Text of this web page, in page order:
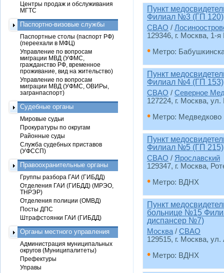
Пункт
Филиал №3 (ГП 120)
СВАО /
129346, г. Москва, 1-
• Метро:
Пункт
Филиал №4 (ГП 153)
СВАО / Северное
127224, г. Москва, ул.
• Метро: Медведково
Пункт
Филиал №5 (ГП 215)
СВАО / Ярославский
129347, г. Москва,
• Метро: ВДНХ
Пункт
больнице №15
диспансер №7)
Москва / СВАО
129515, г. Москва,
• Метро: ВДНХ
Центры продаж и обслуживания
МГТС
Паспортно-визовые службы
Паспортные столы (паспорт РФ)
(переехали в МФЦ)
Управление по вопросам
миграции МВД (УФМС,
гражданство РФ, временное
проживание, вид на жительство)
Управление по вопросам
миграции МВД (УФМС, ОВИРы,
загранпаспорт)
Судебные органы
Мировые судьи
Прокуратуры по округам
Районные суды
Служба судебных приставов
(УФССП)
Правоохранительные органы
Группы разбора ГАИ (ГИБДД)
Отделения ГАИ (ГИБДД) (МРЭО,
ТНРЭР)
Отделения полиции (ОМВД)
Посты ДПС
Штрафстоянки ГАИ (ГИБДД)
Органы местного управления
Администрация муниципальных
округов (Муниципалитеты)
Префектуры
Управы